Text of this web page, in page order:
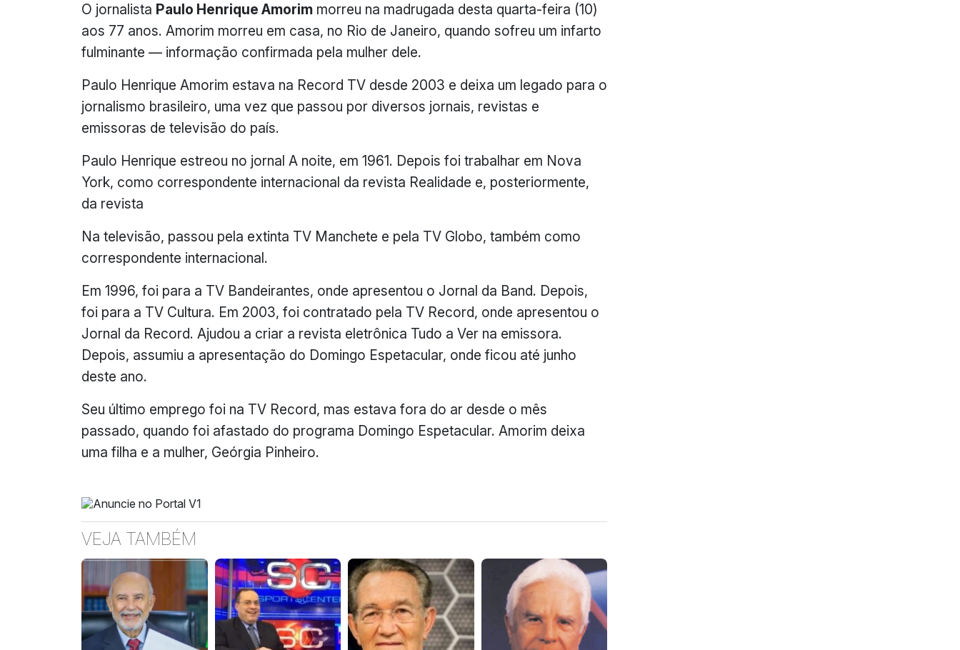
O jornalista Paulo Henrique Amorim morreu na madrugada desta quarta-feira (10)
aos 77 anos. Amorim morreu em casa, no Rio de Janeiro, quando sofreu um infarto
fulminante — informação confirmada pela mulher dele.
Paulo Henrique Amorim estava na Record TV desde 2003 e deixa um legado para o
jornalismo brasileiro, uma vez que passou por diversos jornais, revistas e
emissoras de televisão do país.
Paulo Henrique estreou no jornal A noite, em 1961. Depois foi trabalhar em Nova
York, como correspondente internacional da revista Realidade e, posteriormente,
da revista
Na televisão, passou pela extinta TV Manchete e pela TV Globo, também como
correspondente internacional.
Em 1996, foi para a TV Bandeirantes, onde apresentou o Jornal da Band. Depois,
foi para a TV Cultura. Em 2003, foi contratado pela TV Record, onde apresentou o
Jornal da Record. Ajudou a criar a revista eletrônica Tudo a Ver na emissora.
Depois, assumiu a apresentação do Domingo Espetacular, onde ficou até junho
deste ano.
Seu último emprego foi na TV Record, mas estava fora do ar desde o mês
passado, quando foi afastado do programa Domingo Espetacular. Amorim deixa
uma filha e a mulher, Geórgia Pinheiro.
VEJA TAMBÉM